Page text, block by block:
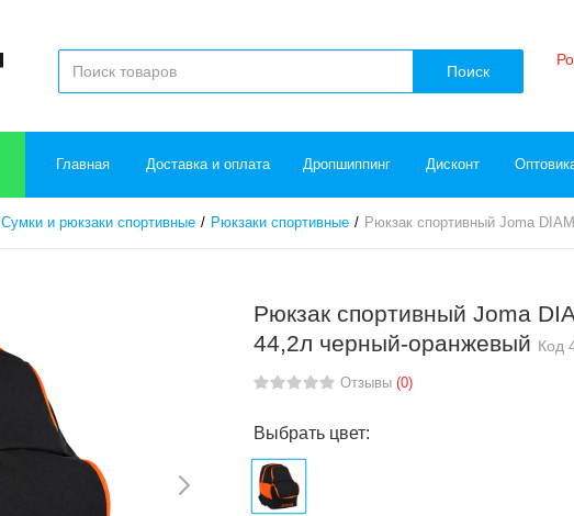
Поиск
Главная Доставка и оплата Дропшиппинг Дисконт
Сумки и рюкзаки спортивные Рюкзаки спортивные Рюкзак спортивный Joma
Рюкзак спортивный Joma
44,2л черный-оранжевый Код
Отзывы (0)
Выбрать цвет: